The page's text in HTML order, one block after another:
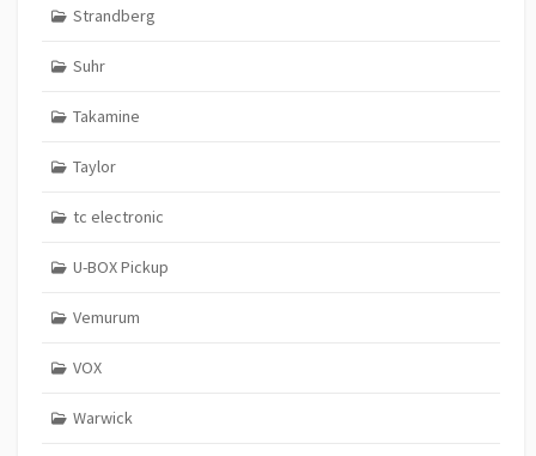
Strandberg
Suhr
Takamine
Taylor
tc electronic
U-BOX Pickup
Vemurum
VOX
Warwick